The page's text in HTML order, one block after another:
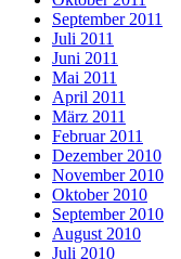
September 2011
Juli 2011
Juni 2011
Mai 2011
April 2011
März 2011
Februar 2011
Dezember 2010
November 2010
Oktober 2010
September 2010
August 2010
Juli 2010